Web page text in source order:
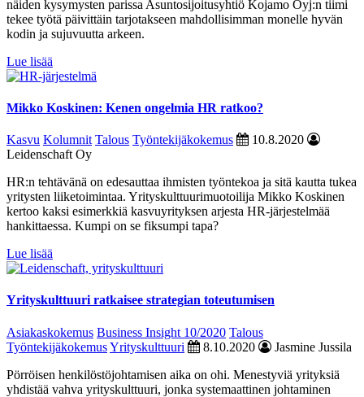
näiden kysymysten parissa Asuntosijoitusyhtiö Kojamo Oyj:n tiimi
tekee työtä päivittäin tarjotakseen mahdollisimman monelle hyvän
kodin ja sujuvuutta arkeen.
Lue lisää
Mikko Koskinen: Kenen ongelmia HR ratkoo?
Kasvu Kolumnit Talous Työntekijäkokemus
10.8.2020
Leidenschaft Oy
HR:n tehtävänä on edesauttaa ihmisten työntekoa ja sitä kautta tukea
yritysten liiketoimintaa. Yrityskulttuurimuotoilija Mikko Koskinen
kertoo kaksi esimerkkiä kasvuyrityksen arjesta HR-järjestelmää
hankittaessa. Kumpi on se fiksumpi tapa?
Lue lisää
Yrityskulttuuri ratkaisee strategian toteutumisen
Asiakaskokemus Business Insight 10/2020 Talous
TyöntekijäkokemusYrityskulttuuri 8.10.2020
Jasmine Jussila
Pörröisen henkilöstöjohtamisen aika on ohi. Menestyviä yrityksiä
yhdistää vahva yrityskulttuuri, jonka systemaattinen johtaminen